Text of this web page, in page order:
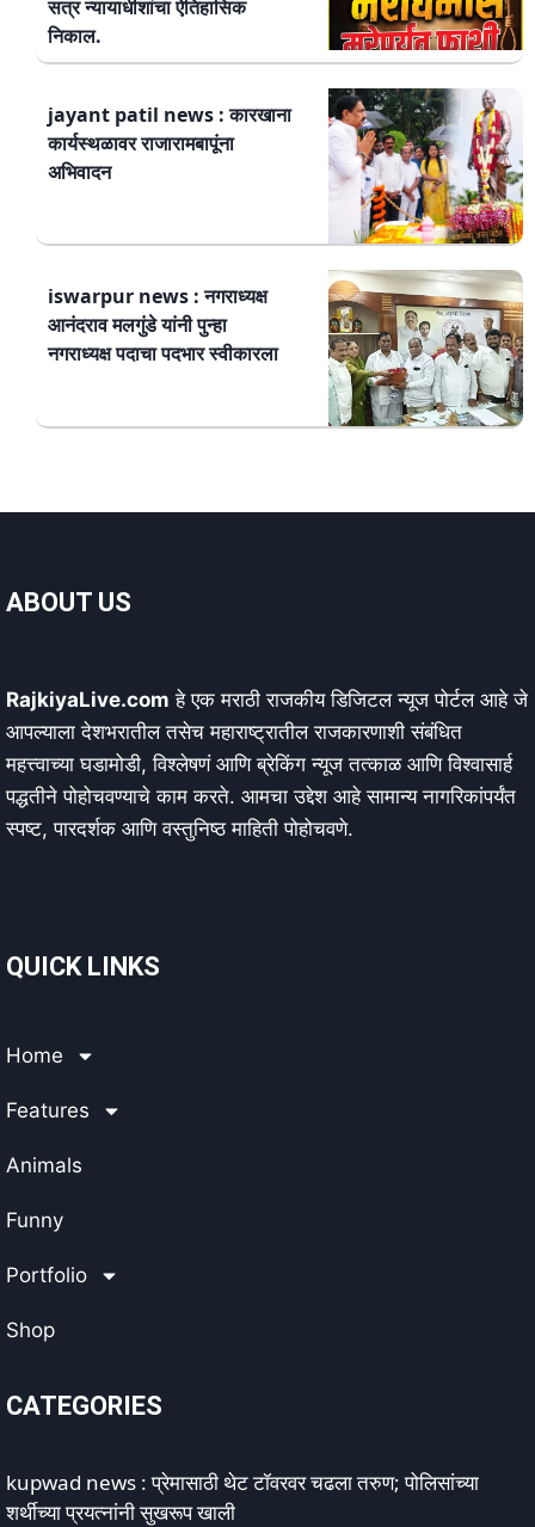
सत्र न्यायाधीशांचा ऐतिहासिक
निकाल.
jayant patil news : कारखाना
कार्यस्थळावर राजारामबापूंना
अभिवादन
iswarpur news : नगराध्यक्ष
आनंदराव मलगुंडे यांनी पुन्हा
नगराध्यक्ष पदाचा पदभार स्वीकारला
ABOUT US
RajkiyaLive.com हे एक मराठी राजकीय डिजिटल न्यूज पोर्टल आहे जे
आपल्याला देशभरातील तसेच महाराष्ट्रातील राजकारणाशी संबंधित
महत्त्वाच्या घडामोडी, विश्लेषणं आणि ब्रेकिंग न्यूज तत्काळ आणि विश्वासार्ह
पद्धतीने पोहोचवण्याचे काम करते. आमचा उद्देश आहे सामान्य नागरिकांपर्यंत
स्पष्ट, पारदर्शक आणि वस्तुनिष्ठ माहिती पोहोचवणे.
QUICK LINKS
Home
Features
Animals
Funny
Portfolio
Shop
CATEGORIES
kupwad news : प्रेमासाठी थेट टॉवरवर चढला तरुण; पोलिसांच्या
शर्थीच्या प्रयत्नांनी सुखरूप खाली